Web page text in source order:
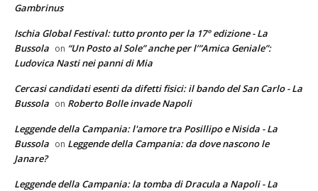
Gambrinus
Ischia Global Festival: tutto pronto per la 17° edizione - La
Bussola on “Un Posto al Sole” anche per l’”Amica Geniale”:
Ludovica Nasti nei panni di Mia
Cercasi candidati esenti da difetti fisici: il bando del San Carlo - La
Bussola on Roberto Bolle invade Napoli
Leggende della Campania: l'amore tra Posillipo e Nisida - La
Bussola on Leggende della Campania: da dove nascono le
Janare?
Leggende della Campania: la tomba di Dracula a Napoli - La